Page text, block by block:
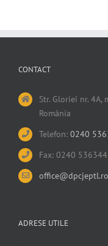
CONTACT
Str. Gloriei nr. 4A,
România
Telefon: 0240
Fax: 0240 536344
office@dpcjeptl.ro
ADRESE UTILE